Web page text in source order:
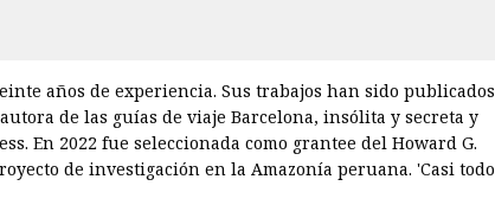
años de experiencia. Sus trabajos han sido publicados
de las guías de viaje Barcelona, insólita y secreta y
En 2022 fue seleccionada como grantee del Howard G.
de investigación en la Amazonía peruana. 'Casi todo